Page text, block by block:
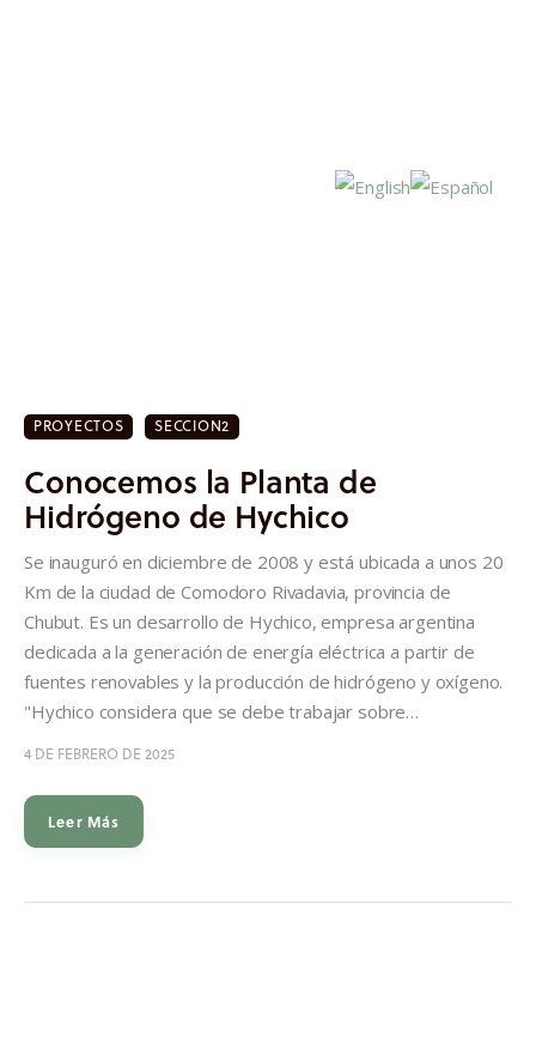
Investigación
Proyectos
Informes
Quiénes somos
PROYECTOS SECCION2
Conocemos la Planta de
Hidrógeno de Hychico
Se inauguró en diciembre de 2008 y está ubicada a unos 20
Km de la ciudad de Comodoro Rivadavia, provincia de
Chubut. Es un desarrollo de Hychico, empresa argentina
dedicada a la generación de energía eléctrica a partir de
fuentes renovables y la producción de hidrógeno y oxígeno.
"Hychico considera que se debe trabajar sobre…
4 DE FEBRERO DE 2025
Leer Más